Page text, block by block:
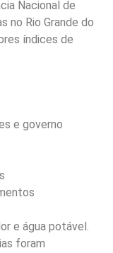
Nacional de
no Rio Grande do
índices de
e governo
e água potável.
foram